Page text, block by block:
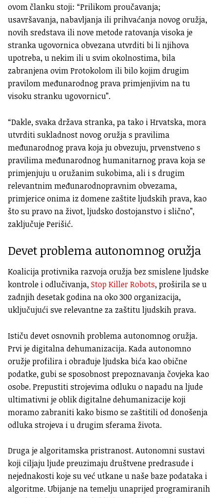
ovom članku stoji: “Prilikom proučavanja;
usavršavanja, nabavljanja ili prihvaćanja novog oružja,
novih sredstava ili nove metode ratovanja visoka je
stranka ugovornica obvezana utvrditi bi li njihova
upotreba, u nekim ili u svim okolnostima, bila
zabranjena ovim Protokolom ili bilo kojim drugim
pravilom međunarodnog prava primjenjivim na tu
visoku stranku ugovornicu”.
“Dakle, svaka država stranka, pa tako i Hrvatska, mora
utvrditi sukladnost novog oružja s pravilima
međunarodnog prava koja ju obvezuju, prvenstveno s
pravilima međunarodnog humanitarnog prava koja se
primjenjuju u oružanim sukobima, ali i s drugim
relevantnim međunarodnopravnim obvezama,
primjerice onima iz domene zaštite ljudskih prava, kao
što su pravo na život, ljudsko dostojanstvo i slično”,
zaključuje Perišić.
Devet problema autonomnog oružja
Koalicija protivnika razvoja oružja bez smislene ljudske
kontrole i odlučivanja, Stop Killer Robots, proširila se u
zadnjih desetak godina na oko 300 organizacija,
uključujući sve relevantne za zaštitu ljudskih prava.
Ističu devet osnovnih problema autonomnog oružja.
Prvi je digitalna dehumanizacija. Kada autonomno
oružje profilira i obrađuje ljudska bića kao obične
podatke, gubi se sposobnost prepoznavanja čovjeka kao
osobe. Prepustiti strojevima odluku o napadu na ljude
ultimativni je oblik digitalne dehumanizacije koji
moramo zabraniti kako bismo se zaštitili od donošenja
odluka strojeva i u drugim sferama života.
Druga je algoritamska pristranost. Autonomni sustavi
koji ciljaju ljude preuzimaju društvene predrasude i
nejednakosti koje su već utkane u naše baze podataka i
algoritme. Ubijanje na temelju unaprijed programiranih